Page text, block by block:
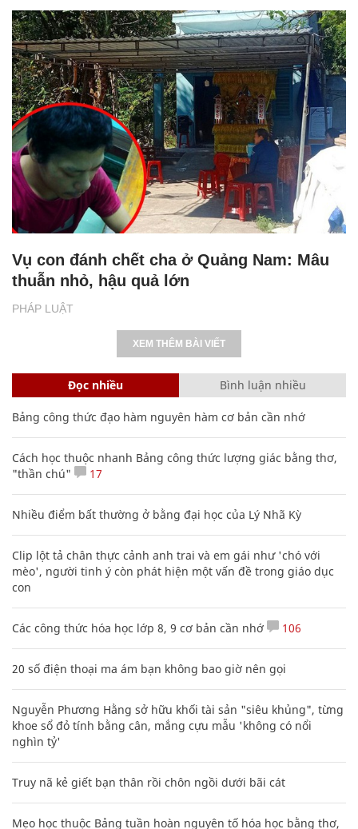
PHÁP LUẬT
Vụ con đánh chết cha ở Quảng Nam: Mâu
thuẫn nhỏ, hậu quả lớn
XEM THÊM BÀI VIẾT
Đọc nhiều Bình luận nhiều
Bảng công thức đạo hàm nguyên hàm cơ bản cần nhớ
Cách học thuộc nhanh Bảng công thức lượng giác bằng thơ,
"thần chú"
17
Nhiều điểm bất thường ở bằng đại học của Lý Nhã Kỳ
Clip lột tả chân thực cảnh anh trai và em gái như 'chó với
mèo', người tinh ý còn phát hiện một vấn đề trong giáo dục
con
Các công thức hóa học lớp 8, 9 cơ bản cần nhớ 106
20 số điện thoại ma ám bạn không bao giờ nên gọi
Nguyễn Phương Hằng sở hữu khối tài sản "siêu khủng", từng
khoe sổ đỏ tính bằng cân, mắng cựu mẫu 'không có nổi
nghìn tỷ'
Truy nã kẻ giết bạn thân rồi chôn ngồi dưới bãi cát
Mẹo học thuộc Bảng tuần hoàn nguyên tố hóa học bằng thơ,